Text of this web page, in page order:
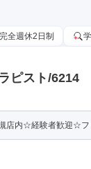
完全週休2日制
ピスト/6214
店内☆経験者歓迎☆